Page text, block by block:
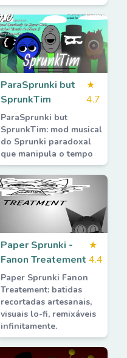
ParaSprunki but
SprunkTim
★
4.7
ParaSprunki but
SprunkTim: mod musical
do Sprunki paradoxal
que manipula o tempo
Paper Sprunki -
Fanon Treatement
★
4.4
Paper Sprunki Fanon
Treatement: batidas
recortadas artesanais,
visuais lo-fi, remixáveis
infinitamente.